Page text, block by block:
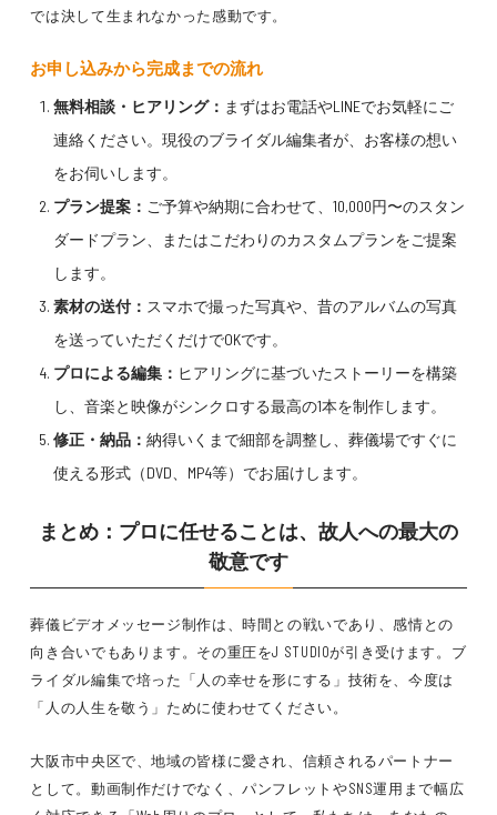
では決して生まれなかった感動です。
お申し込みから完成までの流れ
無料相談・ヒアリング： まずはお電話やLINEでお気軽にご
連絡ください。現役のブライダル編集者が、お客様の想い
をお伺いします。
プラン提案： ご予算や納期に合わせて、10,000円〜のスタン
ダードプラン、またはこだわりのカスタムプランをご提案
します。
素材の送付： スマホで撮った写真や、昔のアルバムの写真
を送っていただくだけでOKです。
プロによる編集： ヒアリングに基づいたストーリーを構築
し、音楽と映像がシンクロする最高の1本を制作します。
修正・納品：納得いくまで細部を調整し、葬儀場ですぐに
使える形式（DVD、MP4等）でお届けします。
まとめ：プロに任せることは、故人への最大の
敬意です
葬儀ビデオメッセージ制作は、時間との戦いであり、感情との
向き合いでもあります。その重圧をJ STUDIOが引き受けます。ブ
ライダル編集で培った「人の幸せを形にする」技術を、今度は
「人の人生を敬う」ために使わせてください。
大阪市中央区で、地域の皆様に愛され、信頼されるパートナー
として。動画制作だけでなく、パンフレットやSNS運用まで幅広